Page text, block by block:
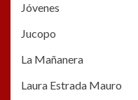
Jóvenes
Jucopo
La Mañanera
Laura Estrada Mauro